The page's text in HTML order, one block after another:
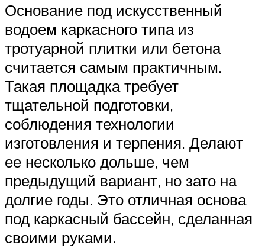
Основание под искусственный
водоем каркасного типа из
тротуарной плитки или бетона
считается самым практичным.
Такая площадка требует
тщательной подготовки,
соблюдения технологии
изготовления и терпения. Делают
ее несколько дольше, чем
предыдущий вариант, но зато на
долгие годы. Это отличная основа
под каркасный бассейн, сделанная
своими руками.